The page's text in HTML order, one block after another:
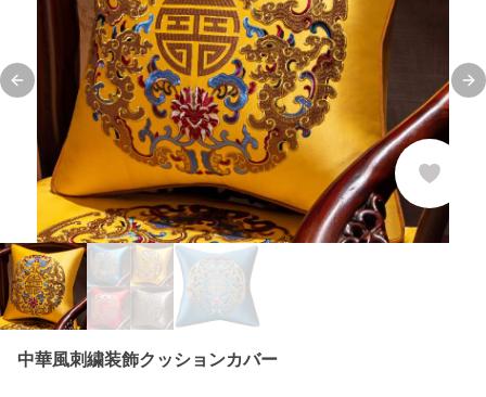
Previous slide
中華風刺繍装飾クッションカバー